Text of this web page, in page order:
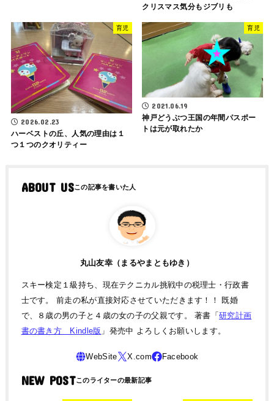
クリスマス気分もジブリも
育児
2026.02.23
ハーベストの丘、人気の理由は１
つ１つのクオリティー
育児
2021.06.19
神戸どうぶつ王国の年間パスポー
トは元が取れたか
ABOUT US
丸山友幸（まるやまともゆき）
スキー検定１級持ち、現在テクニカル挑戦中の税理士・行政書
士です。 前走の私が直接対応させていただきます！！ 既婚
で、８歳の男の子と４歳の女の子の父親です。 著書「研究計画
書の書き方 Kindle版 」発売中 よろしくお願いします。
NEW POST